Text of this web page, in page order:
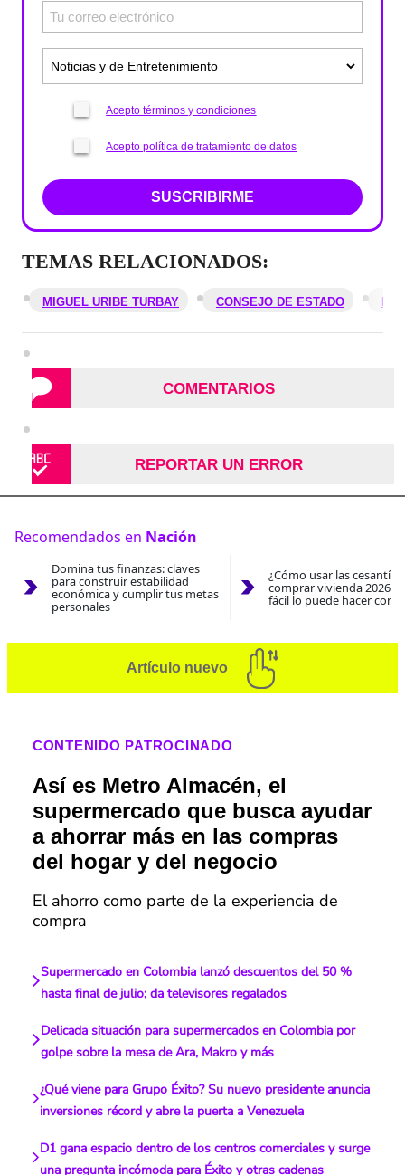
Acepto términos y condiciones
Acepto política de tratamiento de datos
SUSCRIBIRME
TEMAS RELACIONADOS:
MIGUEL URIBE TURBAY CONSEJO DE ESTADO
COMENTARIOS
REPORTAR UN ERROR
Recomendados en Nación
Domina tus finanzas: claves
para construir estabilidad
económica y cumplir tus metas
personales
¿Cómo usar las
comprar vivienda 2026?
fácil lo puede hacer con
Artículo nuevo
CONTENIDO PATROCINADO
Así es Metro Almacén, el
supermercado que busca ayudar
a ahorrar más en las compras
del hogar y del negocio
El ahorro como parte de la experiencia de
compra
Supermercado en Colombia lanzó descuentos del 50 %
hasta final de julio; da televisores regalados
Delicada situación para supermercados en Colombia por
golpe sobre la mesa de Ara, Makro y más
¿Qué viene para Grupo Éxito? Su nuevo presidente anuncia
inversiones récord y abre la puerta a Venezuela
D1 gana espacio dentro de los centros comerciales y surge
una pregunta incómoda para Éxito y otras cadenas